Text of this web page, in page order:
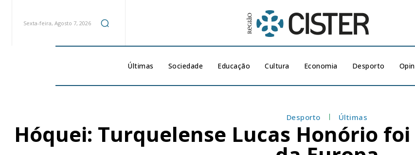
Sexta-feira, Agosto 7, 2026
Últimas Sociedade Educação Cultura Economia Desporto
Desporto Últimas
Hóquei: Turquelense Lucas Honório